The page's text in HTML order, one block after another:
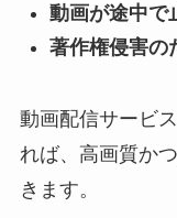
動画が途中で
著作権侵害の
動画配信サービ
れば、高画質か
きます。